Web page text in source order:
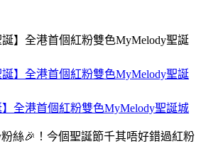
】全港首個紅粉雙色MyMelody聖誕城
絲🎉！今個聖誕節千其唔好錯過紅粉